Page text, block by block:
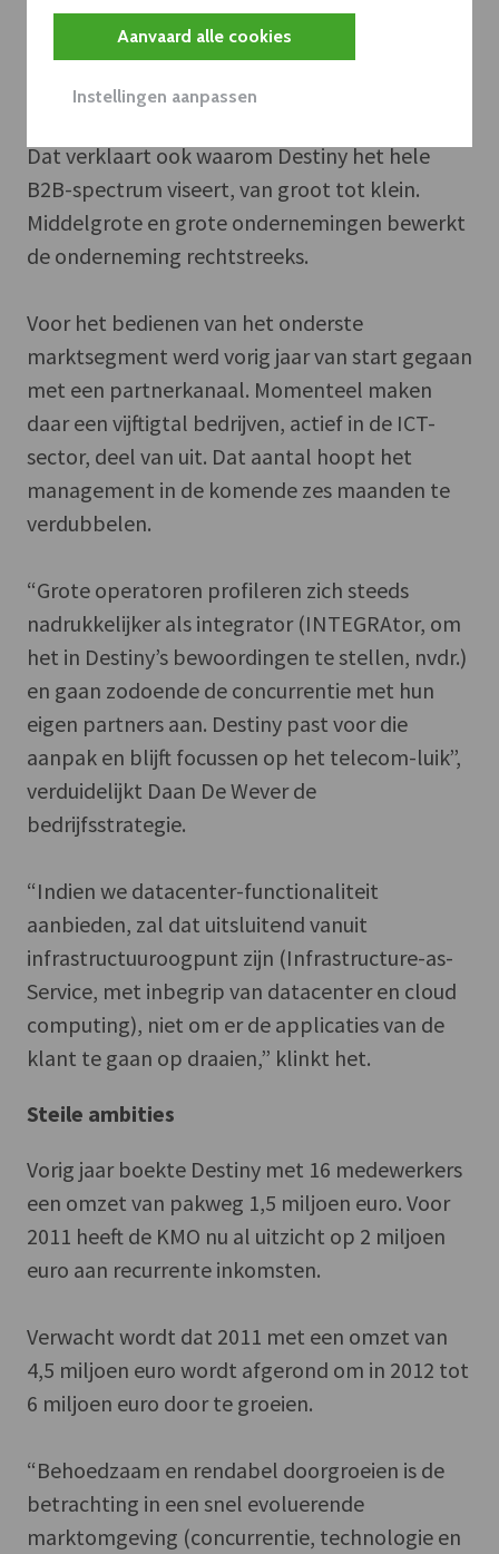
Aanvaard alle cookies
Instellingen aanpassen
zijn dimensie, productiviteitswinst en
kostenbesparing opleveren,” weet Marc
Destrée.
Dat verklaart ook waarom Destiny het hele
B2B-spectrum viseert, van groot tot klein.
Middelgrote en grote ondernemingen bewerkt
de onderneming rechtstreeks.
Voor het bedienen van het onderste
marktsegment werd vorig jaar van start gegaan
met een partnerkanaal. Momenteel maken
daar een vijftigtal bedrijven, actief in de ICT-
sector, deel van uit. Dat aantal hoopt het
management in de komende zes maanden te
verdubbelen.
“Grote operatoren profileren zich steeds
nadrukkelijker als integrator (INTEGRAtor, om
het in Destiny’s bewoordingen te stellen, nvdr.)
en gaan zodoende de concurrentie met hun
eigen partners aan. Destiny past voor die
aanpak en blijft focussen op het telecom-luik”,
verduidelijkt Daan De Wever de
bedrijfsstrategie.
“Indien we datacenter-functionaliteit
aanbieden, zal dat uitsluitend vanuit
infrastructuuroogpunt zijn (Infrastructure-as-
Service, met inbegrip van datacenter en cloud
computing), niet om er de applicaties van de
klant te gaan op draaien,” klinkt het.
Steile ambities
Vorig jaar boekte Destiny met 16 medewerkers
een omzet van pakweg 1,5 miljoen euro. Voor
2011 heeft de KMO nu al uitzicht op 2 miljoen
euro aan recurrente inkomsten.
Verwacht wordt dat 2011 met een omzet van
4,5 miljoen euro wordt afgerond om in 2012 tot
6 miljoen euro door te groeien.
“Behoedzaam en rendabel doorgroeien is de
betrachting in een snel evoluerende
marktomgeving (concurrentie, technologie en